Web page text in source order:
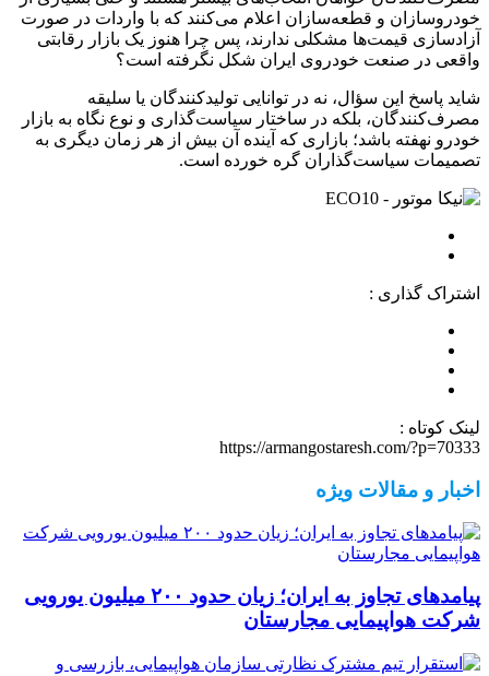
خودروسازان و قطعه‌سازان اعلام می‌کنند که با واردات در صورت
آزادسازی قیمت‌ها مشکلی ندارند، پس چرا هنوز یک بازار رقابتی
واقعی در صنعت خودروی ایران شکل نگرفته است؟
شاید پاسخ این سؤال، نه در توانایی تولیدکنندگان یا سلیقه
مصرف‌کنندگان، بلکه در ساختار سیاست‌گذاری و نوع نگاه به بازار
خودرو نهفته باشد؛ بازاری که آینده آن بیش از هر زمان دیگری به
تصمیمات سیاست‌گذاران گره خورده است.
اشتراک گذاری :
لینک کوتاه :
https://armangostaresh.com/?p=70333
اخبار و مقالات ویژه
پیامدهای تجاوز به ایران؛ زیان حدود ۲۰۰ میلیون یورویی
شرکت هواپیمایی مجارستان